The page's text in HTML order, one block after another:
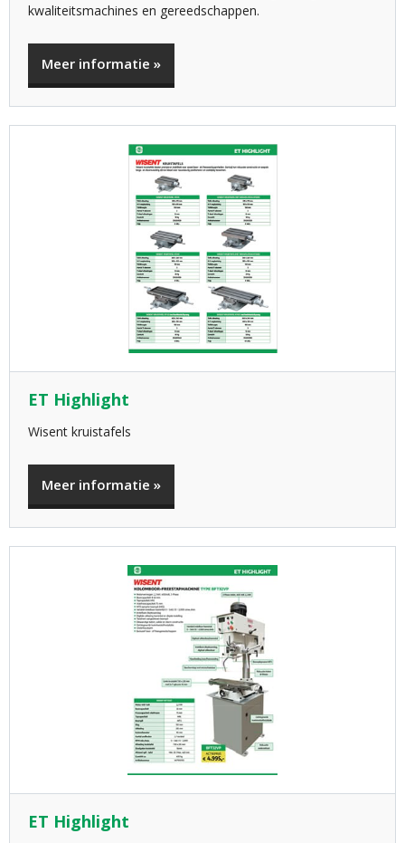
kwaliteitsmachines en gereedschappen.
Meer informatie »
ET Highlight
Wisent kruistafels
Meer informatie »
ET Highlight